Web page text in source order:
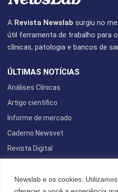
Newslab e os cookies:
A Revista Newslab surgiu no
útil ferramenta de trabalho para
clínicas, patologia e bancos de
ÚLTIMAS NOTÍCIAS
Análises Clínicas
Artigo científico
Informe de mercado
Caderno Newsvet
Revista Digital